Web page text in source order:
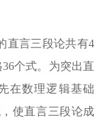
直言三段论共有4
36个式。为突出直
在数理逻辑基础
使直言三段论成